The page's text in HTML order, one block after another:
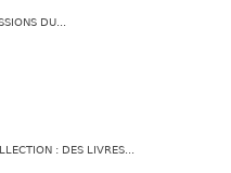
DU...
: DES LIVRES...